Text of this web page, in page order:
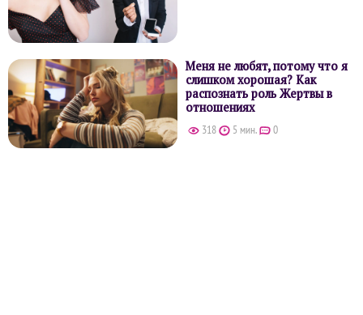
Меня не любят, потому что я
слишком хорошая? Как
распознать роль Жертвы в
отношениях
318 5 мин. 0